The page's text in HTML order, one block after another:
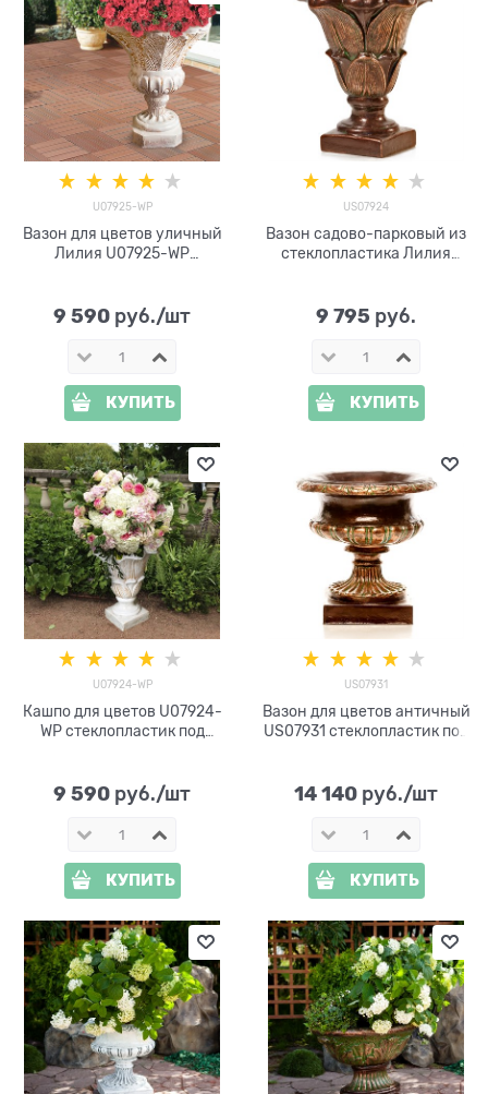
U07925-WP
Вазон для цветов уличный
Лилия U07925-WP
9 590 руб./шт
КУПИТЬ
US07924
Вазон садово-парковый из
стеклопластика Лилия
9 795 руб.
КУПИТЬ
U07924-WP
Кашпо для цветов U07924-
WP стеклопластик под
9 590 руб./шт
КУПИТЬ
US07931
Вазон для цветов античный
US07931 стеклопластик под
14 140 руб./шт
КУПИТЬ